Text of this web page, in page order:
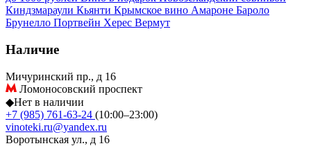
Киндзмараули Кьянти Крымское вино Амароне Бароло
Брунелло Портвейн Херес Вермут
Наличие
Мичуринский пр., д 16
Ломоносовский проспект
◆Нет в наличии
+7 (985) 761-63-24 (10:00–23:00)
vinoteki.ru@yandex.ru
Воротынская ул., д 16